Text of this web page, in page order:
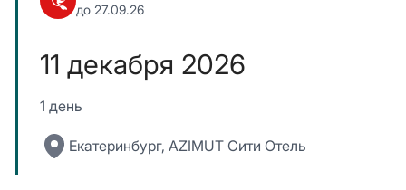
до 27.09.26
11 декабря 2026
1 день
Екатеринбург, AZIMUT Сити Отель